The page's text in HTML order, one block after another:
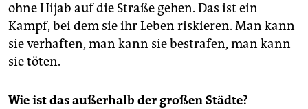
ohne Hijab auf die Straße gehen. Das ist ein
Kampf, bei dem sie ihr Leben riskieren. Man kann
sie verhaften, man kann sie bestrafen, man kann
sie töten.
Wie ist das außerhalb der großen Städte?